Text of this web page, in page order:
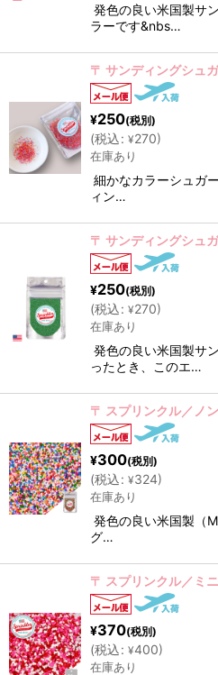
発色の良い米国製サ
ラーです&nbs…
〒 サンディングシュ
¥250(税別)
(税込: ¥270)
在庫あり
細かなカラーシュガ
ィン…
〒 サンディングシュ
¥250(税別)
(税込: ¥270)
在庫あり
発色の良い米国製サ
ったとき、このエ…
〒 スプリンクル／ノ
¥300(税別)
(税込: ¥324)
在庫あり
発色の良い米国製（
グ…
〒 スプリンクル／ミ
¥370(税別)
(税込: ¥400)
在庫あり